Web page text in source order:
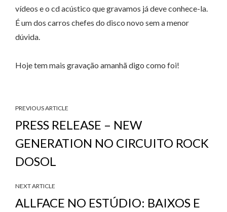
vídeos e o cd acústico que gravamos já deve conhece-la.
É um dos carros chefes do disco novo sem a menor
dúvida.
Hoje tem mais gravação amanhã digo como foi!
PREVIOUS ARTICLE
PRESS RELEASE – NEW
GENERATION NO CIRCUITO ROCK
DOSOL
NEXT ARTICLE
ALLFACE NO ESTÚDIO: BAIXOS E